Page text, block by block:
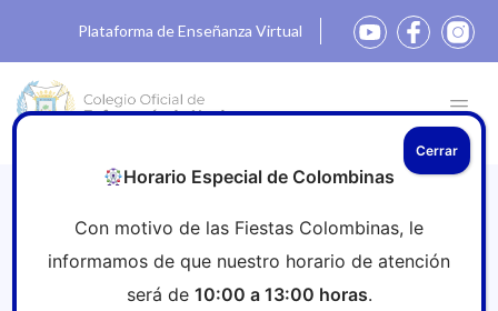
Plataforma de Enseñanza Virtual
sin guerras y de respeto a los
sanitarios
Horario Especial de Colombinas
Con motivo de las Fiestas Colombinas, le
informamos de que nuestro horario de atención
será de 10:00 a 13:00 horas.
Cerrar